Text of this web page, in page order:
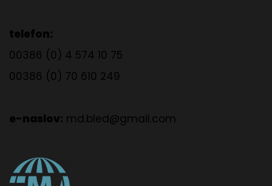
telefon:
00386 (0) 4 574 10 75
00386 (0) 70 610 249
e-naslov: md.bled@gmail.com